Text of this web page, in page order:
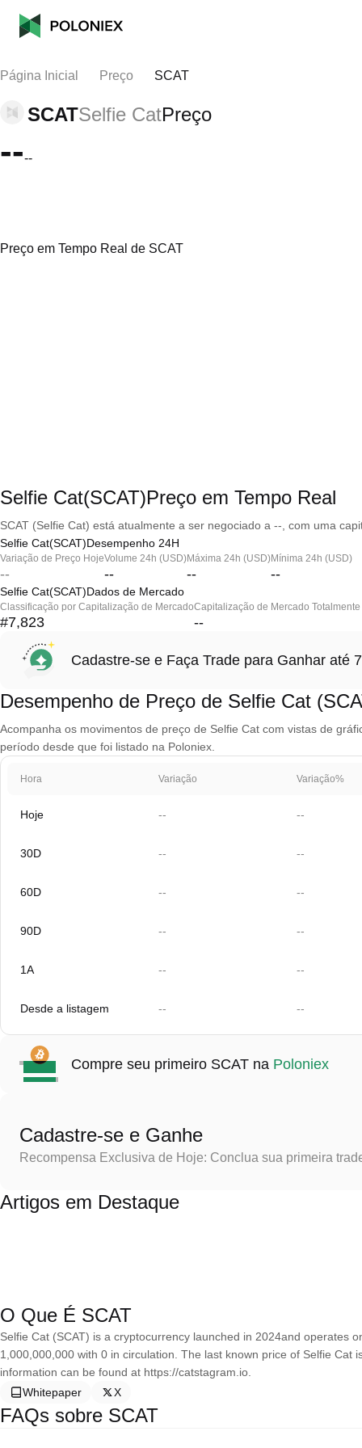
Página Inicial Preço SCAT
SCATSelfie CatPreço
----
Preço em Tempo Real de SCAT
Selfie Cat(SCAT)Preço em Tempo Real
SCAT (Selfie Cat) está atualmente a ser negociado a --, com uma
Selfie Cat(SCAT)Desempenho 24H
Variação de Preço Hoje
--
Volume 24h (USD)
--
Máxima 24h (USD)
--
Mínima 24h (USD)
--
Selfie Cat(SCAT)Dados de Mercado
Classificação por Capitalização de Mercado
#7,823
Capitalização de Mercado
--
Cadastre-se e Faça Trade para Ganhar até
Desempenho de Preço de Selfie Cat
Acompanha os movimentos de preço de Selfie Cat com vistas de
período desde que foi listado na Poloniex.
Hora Variação Variação%
Hoje -- --
30D -- --
60D -- --
90D -- --
1A -- --
Desde a listagem -- --
Compre seu primeiro SCAT na Poloniex
Cadastre-se e Ganhe
Recompensa Exclusiva de Hoje: Conclua sua primeira
Artigos em Destaque
O Que É SCAT
Selfie Cat (SCAT) is a cryptocurrency launched in 2024and operates
1,000,000,000 with 0 in circulation. The last known price of Selfie
information can be found at https://catstagram.io.
Whitepaper
X
FAQs sobre SCAT